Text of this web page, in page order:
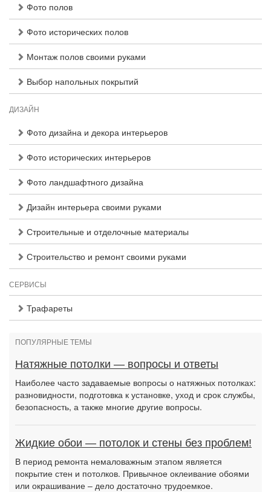
Фото полов
Фото исторических полов
Монтаж полов своими руками
Выбор напольных покрытий
ДИЗАЙН
Фото дизайна и декора интерьеров
Фото исторических интерьеров
Фото ландшафтного дизайна
Дизайн интерьера своими руками
Строительные и отделочные материалы
Строительство и ремонт своими руками
СЕРВИСЫ
Трафареты
ПОПУЛЯРНЫЕ ТЕМЫ
Натяжные потолки — вопросы и ответы
Наиболее часто задаваемые вопросы о натяжных потолках:
разновидности, подготовка к установке, уход и срок службы,
безопасность, а также многие другие вопросы.
Жидкие обои — потолок и стены без проблем!
В период ремонта немаловажным этапом является
покрытие стен и потолков. Привычное оклеивание обоями
или окрашивание – дело достаточно трудоемкое.